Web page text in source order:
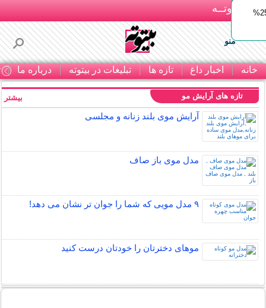
بـیتوتــه
منو
خانه اخبار داغ تازه ها تبلیغات در بیتوته درباره ما
ایمپلنت اقساطی با ضمانت مادام‌العمر+ 25%
تازه های آرایش مو
آرایش موی بلند زنانه و مجلسی
مدل موی باز صاف
۹ مدل مویی که شما را جوان تر نشان می دهد!
موهای دخترتان را خودتان درست کنید
بیشتر